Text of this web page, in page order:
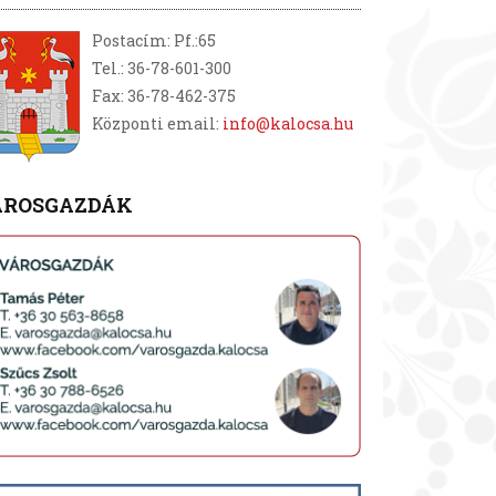
Postacím: Pf.:65
Tel.: 36-78-601-300
Fax: 36-78-462-375
Központi email: info@kalocsa.hu